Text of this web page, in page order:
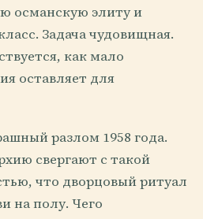
османскую элиту и
Задача чудовищная.
как мало
оставляет для
разлом 1958 года.
свергают с такой
что дворцовый ритуал
на полу. Чего